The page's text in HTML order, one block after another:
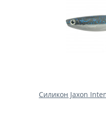
Силикон Jaxon